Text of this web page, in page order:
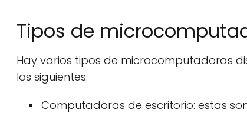
Tipos de
Hay varios tipos de microcomputadoras
los siguientes:
Computadoras de escritorio: estas